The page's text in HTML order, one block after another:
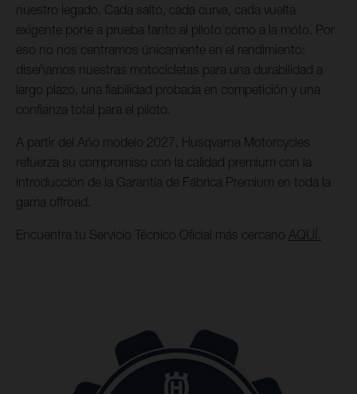
nuestro legado. Cada salto, cada curva, cada vuelta
exigente pone a prueba tanto al piloto como a la moto. Por
eso no nos centramos únicamente en el rendimiento:
diseñamos nuestras motocicletas para una durabilidad a
largo plazo, una fiabilidad probada en competición y una
confianza total para el piloto.
A partir del Año modelo 2027, Husqvarna Motorcycles
refuerza su compromiso con la calidad premium con la
introducción de la Garantía de Fábrica Premium en toda la
gama offroad.
Encuentra tu Servicio Técnico Oficial más cercano AQUÍ.